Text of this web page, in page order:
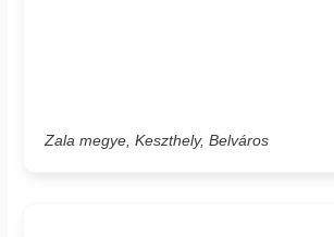
Zala megye, Keszthely, Belváros